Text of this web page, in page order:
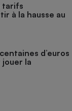
tarifs
à la hausse au
d’euros
la